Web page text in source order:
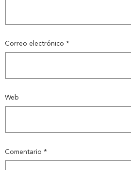
Comentario *
Correo electrónico *
Web